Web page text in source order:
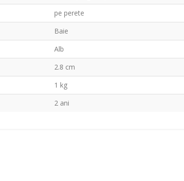
pe perete
Baie
Alb
2.8 cm
1 kg
2 ani